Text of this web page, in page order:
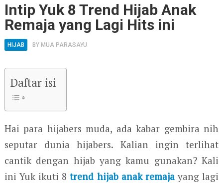
Intip Yuk 8 Trend Hijab Anak
Remaja yang Lagi Hits ini
HIJAB BY MUA PARASAYU
Daftar isi
Hai para hijabers muda, ada kabar gembira nih
seputar dunia hijabers. Kalian ingin terlihat
cantik dengan hijab yang kamu gunakan? Kali
ini Yuk ikuti 8trend hijab anak remajayang lagi